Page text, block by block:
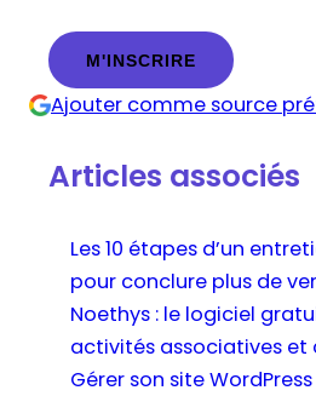
P
D
*Ajouter comme source
Articles associés
Les 10 étapes d’un
pour conclure plus de
Noethys : le logiciel
activités associatives
Gérer son site